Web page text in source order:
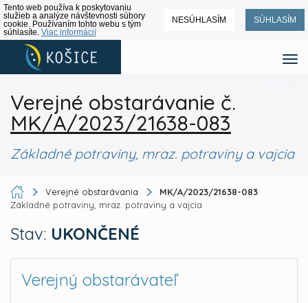
Tento web používa k poskytovaniu
služieb a analýze návštevnosti súbory
cookie. Používaním tohto webu s tým
súhlasíte. Viac informácií
NESÚHLASÍM SÚHLASÍM
Verejné obstarávanie č.
MK/A/2023/21638-083
Základné potraviny, mraz. potraviny a vajcia
Verejné obstarávania MK/A/2023/21638-083:
Základné potraviny, mraz. potraviny a vajcia
Stav: UKONČENÉ
Verejný obstarávateľ